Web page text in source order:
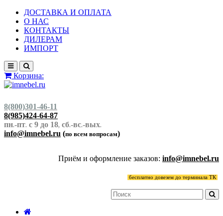
ДОСТАВКА И ОПЛАТА
О НАС
КОНТАКТЫ
ДИЛЕРАМ
ИМПОРТ
Корзина:
8(800)301-46-11
8(985)424-64-87
пн.-пт. с 9 до 18, сб.-вс.-вых.
info@imnebel.ru (по всем вопросам)
Приём и оформление заказов: info@imnebel.ru
бесплатно довезем до терминала ТК